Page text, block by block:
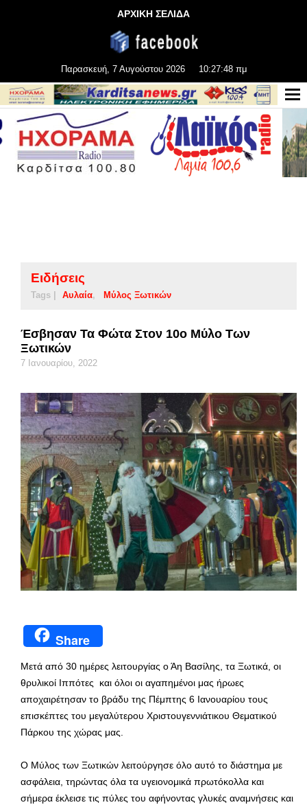
ΑΡΧΙΚΗ ΣΕΛΙΔΑ
Παρασκευή, 7 Αυγούστου 2026 10:27:49 πμ
Ειδήσεις
Tags | Αυλαία Μύλος Ξωτικών
Έσβησαν Τα Φώτα Στον 10ο Μύλο Των
Ξωτικών
7 Ιανουαρίου, 2022
Share
Μετά από 30 ημέρες λειτουργίας ο Άη Βασίλης, τα Ξωτικά, οι
θρυλικοί Ιππότες και όλοι οι αγαπημένοι μας ήρωες
αποχαιρέτησαν το βράδυ της Πέμπτης 6 Ιανουαρίου τους
επισκέπτες του μεγαλύτερου Χριστουγεννιάτικου Θεματικού
Πάρκου της χώρας μας.
Ο Μύλος των Ξωτικών λειτούργησε όλο αυτό το διάστημα με
ασφάλεια, τηρώντας όλα τα υγειονομικά πρωτόκολλα και
σήμερα έκλεισε τις πύλες του αφήνοντας γλυκές αναμνήσεις και